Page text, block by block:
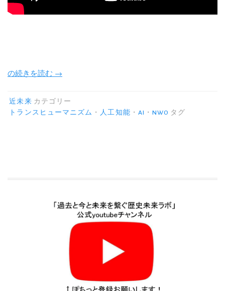
“ム
ン
シ
画。
の続きを読む →
近未来 カテゴリー
トランスヒューマニズム ・ 人工知能 ・ AI ・NWO タグ